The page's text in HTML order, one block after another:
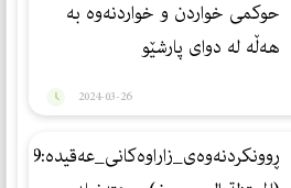
حوکمی خواردن و خواردنەوە بە
هەڵە لە دوای پارشێو
2024-03-26
ڕوونكردنه‌وه‌ی_زاراوه‌كانی_عه‌قیده‌:29